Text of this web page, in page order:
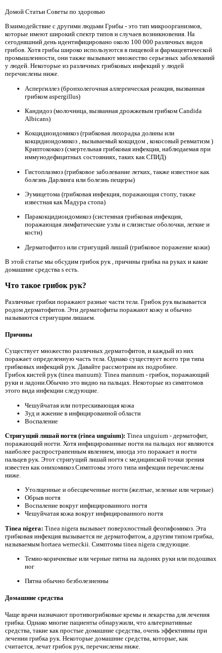
Домой Статьи Советы по здоровью
Взаимодействие с другими людьми Грибы - это тип микроорганизмов,
которые имеют широкий спектр типов и случаев возникновения. На
сегодняшний день идентифицировано около 100 000 различных видов
грибов. Хотя грибы широко используются в пищевой и фармацевтической
промышленности, они также вызывают множество серьезных заболеваний
у людей. Некоторые из различных грибковых инфекций у людей
перечислены ниже.
Аспергиллез (бронхолегочная аллергическая реакция, вызванная
грибком aspergillus)
Кандидоз (молочница, вызванная дрожжевым грибком Candida
Albicans)
Кокцидиоидомикоз (грибковая лихорадка долины или
кокцидиоидомикоз , вызываемый кокцидом , кокосовый ревматизм )
Криптококкоз (смертельная грибковая инфекция, наблюдаемая при
иммунодефицитных состояниях, таких как СПИД)
Гистоплазмоз (грибковое заболевание легких, также известное как
болезнь Дарлинга или болезнь пещеры)
Эумицетома (грибковая инфекция, поражающая стопу, также
известная как Мадура стопа)
Паракокцидиоидомикоз (системная грибковая инфекция,
поражающая лимфатические узлы и слизистые оболочки, легкие и
кости)
Дерматофитоз или стригущий лишай (грибковое поражение кожи)
В этой статье мы обсудим грибок рук , причины грибка на руках и какие
домашние средства s есть.
Что такое грибок рук?
Различные грибки поражают разные части тела. Грибок рук вызывается
родом дерматофитов. Эти дерматофиты поражают кожу и обычно
называются стригущим лишаем.
Причины
Существует множество различных дерматофитов, и каждый из них
поражает определенную часть тела. Однако существует всего три типа
грибковых инфекций рук. Давайте рассмотрим их подробнее.
Грибок кистей рук (tinea manuum): Tinea mannum - грибок, поражающий
руки и ладони.Обычно это видно на пальцах. Некоторые из симптомов
этого вида инфекции следующие.
Чешуйчатая или потрескивающая кожа
Зуд и жжение в инфицированной области
Воспаление
Стригущий лишай ногтя (rinea unguium): Tinea unguium - дерматофит,
поражающий ногти. Хотя инфицированные ногти на пальцах ног являются
наиболее распространенным явлением, иногда это поражает и ногти
пальцев рук. Этот стригущий лишай ногтя с медицинской точки зрения
известен как онихомикоз.Симптомы этого типа инфекции перечислены
ниже.
Утолщенные и обесцвеченные ногти (желтые, зеленые или черные)
Обрыв ногтя
Воспаление вокруг инфицированного ногтя
Чешуйчатая кожа вокруг инфицированного ногтя
Tinea nigera: Tinea nigera вызывает поверхностный феогифомикоз. Эта
грибковая инфекция вызывается не дерматофитом, а другим типом грибка,
называемым hortaea werneckii. Симптомы tinea nigera следующие.
Темно-коричневые или черные пятна на ладонях руки или подошвах
ног
Пятна обычно безболезненны
Домашние средства
Чаще врачи назначают противогрибковые кремы и лекарства для лечения
грибка. Однако многие пациенты обнаружили, что альтернативные
средства, такие как простые домашние средства, очень эффективны при
лечении грибка рук. Некоторые домашние средства, которые, как
считается, лечат грибок рук, перечислены ниже.